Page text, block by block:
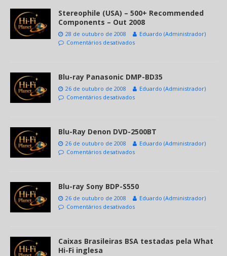
Stereophile (USA) – 500+ Recommended
Components – Out 2008
28 de outubro de 2008
Eduardo (Administrador)
Comentários desativados
Blu-ray Panasonic DMP-BD35
26 de outubro de 2008
Eduardo (Administrador)
Comentários desativados
Blu-Ray Denon DVD-2500BT
26 de outubro de 2008
Eduardo (Administrador)
Comentários desativados
Blu-ray Sony BDP-S550
26 de outubro de 2008
Eduardo (Administrador)
Comentários desativados
Caixas Brasileiras BSA testadas pela What
Hi-Fi inglesa